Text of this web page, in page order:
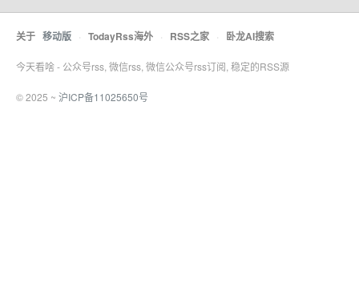
关于 移动版 · TodayRss海外 · RSS之家 · 卧龙AI搜索
今天看啥 - 公众号rss, 微信rss, 微信公众号rss订阅, 稳定的RSS源
© 2025 ~ 沪ICP备11025650号